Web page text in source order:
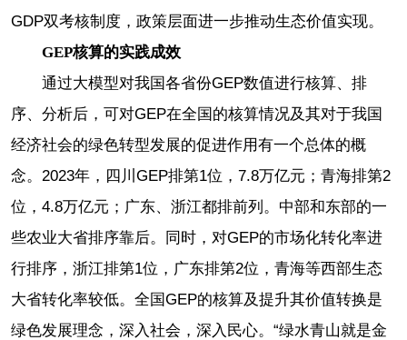
GDP双考核制度，政策层面进一步推动生态价值实现。
GEP核算的实践成效
通过大模型对我国各省份GEP数值进行核算、排
序、分析后，可对GEP在全国的核算情况及其对于我国
经济社会的绿色转型发展的促进作用有一个总体的概
念。2023年，四川GEP排第1位，7.8万亿元；青海排第2
位，4.8万亿元；广东、浙江都排前列。中部和东部的一
些农业大省排序靠后。同时，对GEP的市场化转化率进
行排序，浙江排第1位，广东排第2位，青海等西部生态
大省转化率较低。全国GEP的核算及提升其价值转换是
绿色发展理念，深入社会，深入民心。“绿水青山就是金